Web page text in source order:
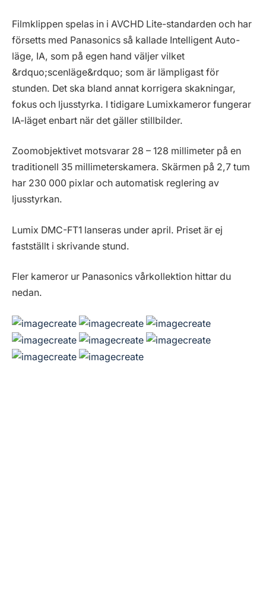
Filmklippen spelas in i AVCHD Lite-standarden och har
försetts med Panasonics så kallade Intelligent Auto-
läge, IA, som på egen hand väljer vilket
&rdquo;scenläge&rdquo; som är lämpligast för
stunden. Det ska bland annat korrigera skakningar,
fokus och ljusstyrka. I tidigare Lumixkameror fungerar
IA-läget enbart när det gäller stillbilder.
Zoomobjektivet motsvarar 28 – 128 millimeter på en
traditionell 35 millimeterskamera. Skärmen på 2,7 tum
har 230 000 pixlar och automatisk reglering av
ljusstyrkan.
Lumix DMC-FT1 lanseras under april. Priset är ej
fastställt i skrivande stund.
Fler kameror ur Panasonics vårkollektion hittar du
nedan.